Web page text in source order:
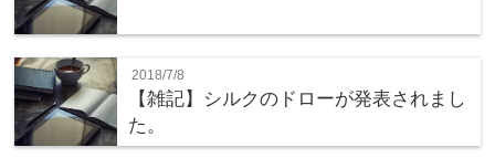
2018/7/8
【雑記】シルクのドローが発表されまし
た。